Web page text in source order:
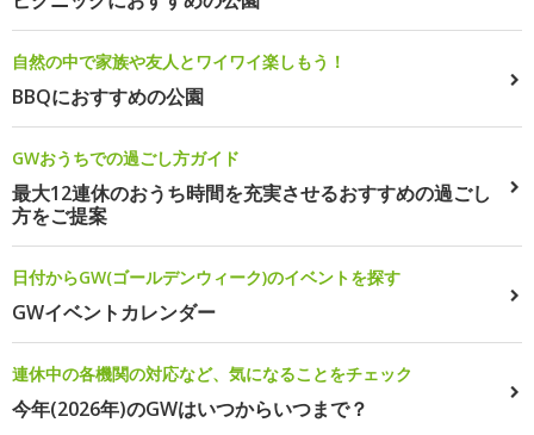
自然の中で家族や友人とワイワイ楽しもう！
BBQにおすすめの公園
GWおうちでの過ごし方ガイド
最大12連休のおうち時間を充実させるおすすめの過ごし
方をご提案
日付からGW(ゴールデンウィーク)のイベントを探す
GWイベントカレンダー
連休中の各機関の対応など、気になることをチェック
今年(2026年)のGWはいつからいつまで？